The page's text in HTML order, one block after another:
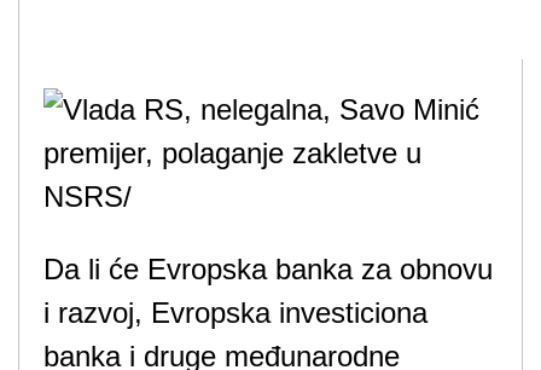
Da li će Evropska banka za obnovu
i razvoj, Evropska investiciona
banka i druge međunarodne